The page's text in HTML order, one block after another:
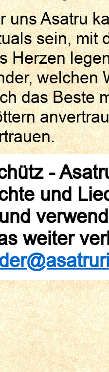
uns Asatru
sein, mit
Herzen
welchen
das Beste
-
und
weiter